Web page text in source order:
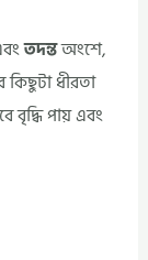
তদন্তঅংশে,
কিছুটা ধীরতা
বৃদ্ধি পায় এবং